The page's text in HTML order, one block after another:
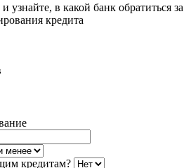
узнайте, в какой банк обратиться за
кредита
кредитам?